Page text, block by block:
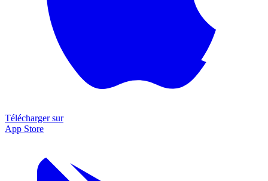
Télécharger sur
App Store